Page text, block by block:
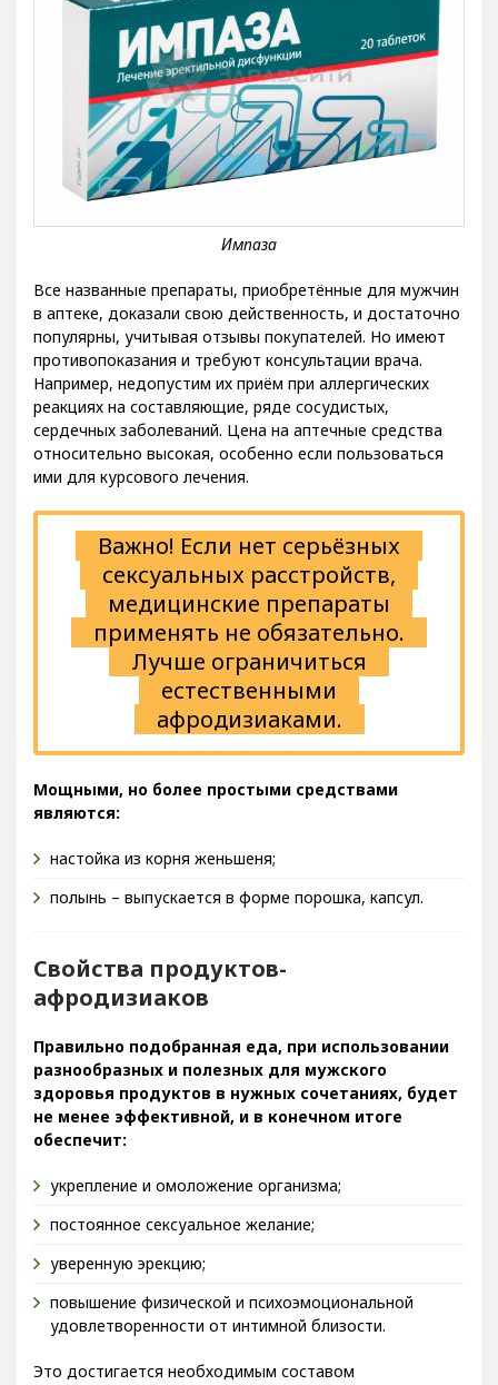
в аптеке, доказали свою действенность, и достаточно
популярны, учитывая отзывы покупателей. Но имеют
противопоказания и требуют консультации врача.
Например, недопустим их приём при аллергических
реакциях на составляющие, ряде сосудистых,
сердечных заболеваний. Цена на аптечные средства
относительно высокая, особенно если пользоваться
ими для курсового лечения.
Важно! Если нет серьёзных
сексуальных расстройств,
медицинские препараты
применять не обязательно.
Лучше ограничиться
естественными
афродизиаками.
являются:
Свойства продуктов-
афродизиаков
разнообразных и полезных для мужского
здоровья продуктов в нужных сочетаниях, будет
не менее эффективной, и в конечном итоге
обеспечит:
удовлетворенности от интимной близости.
микроэлементов и витаминов. Самым сильным